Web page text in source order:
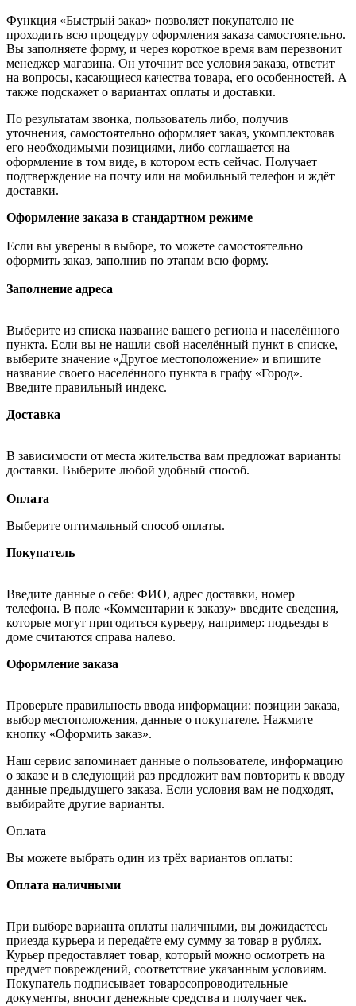
Функция «Быстрый заказ» позволяет покупателю не
проходить всю процедуру оформления заказа самостоятельно.
Вы заполняете форму, и через короткое время вам перезвонит
менеджер магазина. Он уточнит все условия заказа, ответит
на вопросы, касающиеся качества товара, его особенностей. А
также подскажет о вариантах оплаты и доставки.
По результатам звонка, пользователь либо, получив
уточнения, самостоятельно оформляет заказ, укомплектовав
его необходимыми позициями, либо соглашается на
оформление в том виде, в котором есть сейчас. Получает
подтверждение на почту или на мобильный телефон и ждёт
доставки.
Оформление заказа в стандартном режиме
Если вы уверены в выборе, то можете самостоятельно
оформить заказ, заполнив по этапам всю форму.
Заполнение адреса
Выберите из списка название вашего региона и населённого
пункта. Если вы не нашли свой населённый пункт в списке,
выберите значение «Другое местоположение» и впишите
название своего населённого пункта в графу «Город».
Введите правильный индекс.
Доставка
В зависимости от места жительства вам предложат варианты
доставки. Выберите любой удобный способ.
Оплата
Выберите оптимальный способ оплаты.
Покупатель
Введите данные о себе: ФИО, адрес доставки, номер
телефона. В поле «Комментарии к заказу» введите сведения,
которые могут пригодиться курьеру, например: подъезды в
доме считаются справа налево.
Оформление заказа
Проверьте правильность ввода информации: позиции заказа,
выбор местоположения, данные о покупателе. Нажмите
кнопку «Оформить заказ».
Наш сервис запоминает данные о пользователе, информацию
о заказе и в следующий раз предложит вам повторить к вводу
данные предыдущего заказа. Если условия вам не подходят,
выбирайте другие варианты.
Оплата
Вы можете выбрать один из трёх вариантов оплаты:
Оплата наличными
При выборе варианта оплаты наличными, вы дожидаетесь
приезда курьера и передаёте ему сумму за товар в рублях.
Курьер предоставляет товар, который можно осмотреть на
предмет повреждений, соответствие указанным условиям.
Покупатель подписывает товаросопроводительные
документы, вносит денежные средства и получает чек.